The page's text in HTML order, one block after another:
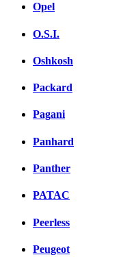
Opel
O.S.I.
Oshkosh
Packard
Pagani
Panhard
Panther
PATAC
Peerless
Peugeot